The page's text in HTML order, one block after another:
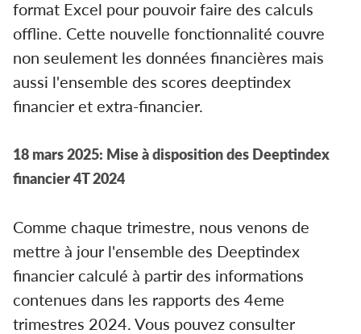
format Excel pour pouvoir faire des calculs
offline. Cette nouvelle fonctionnalité couvre
non seulement les données financières mais
aussi l'ensemble des scores deeptindex
financier et extra-financier.
18 mars 2025: Mise à disposition des Deeptindex
financier 4T 2024
Comme chaque trimestre, nous venons de
mettre à jour l'ensemble des Deeptindex
financier calculé à partir des informations
contenues dans les rapports des 4eme
trimestres 2024. Vous pouvez consulter